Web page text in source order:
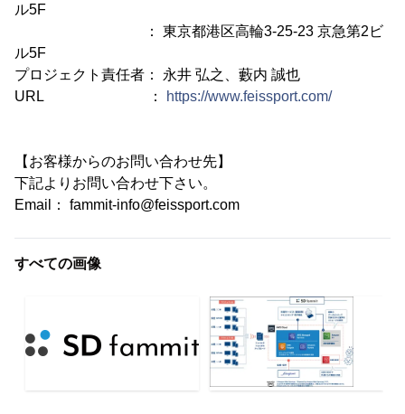
ル5F
： 東京都港区高輪3-25-23 京急第2ビ
ル5F
プロジェクト責任者： 永井 弘之、藪内 誠也
URL ：
https://www.feissport.com/
【お客様からのお問い合わせ先】
下記よりお問い合わせ下さい。
Email： fammit-info@feissport.com
すべての画像